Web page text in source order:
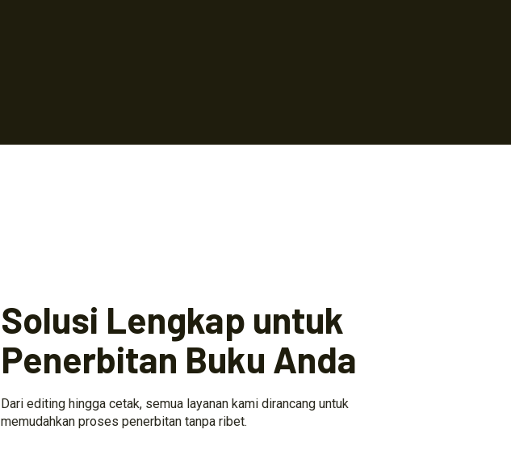
Solusi Lengkap untuk
Penerbitan Buku Anda
Dari editing hingga cetak, semua layanan kami dirancang untuk
memudahkan proses penerbitan tanpa ribet.